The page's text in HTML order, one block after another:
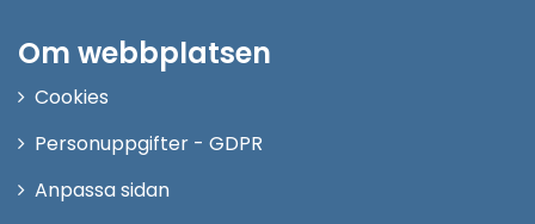
Om webbplatsen
Cookies
Personuppgifter - GDPR
Anpassa sidan